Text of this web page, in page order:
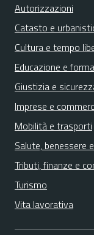
Autorizzazioni
Catasto e
Cultura e tempo
Educazione e
Giustizia e
Imprese e
Mobilità e trasporti
Salute, benessere
Tributi, finanze e
Turismo
Vita lavorativa